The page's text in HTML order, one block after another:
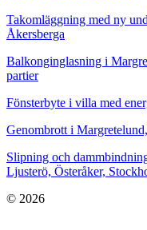
Takomläggning med ny
Åkersberga
Balkonginglasning i
partier
Fönsterbyte i villa med
Genombrott i
Slipning och
Ljusterö, Österåker,
© 2026